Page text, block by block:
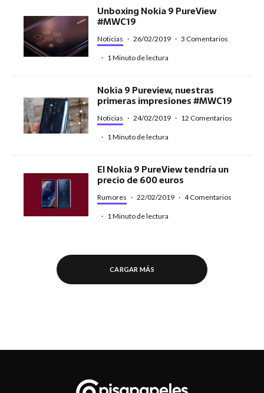
Unboxing Nokia 9 PureView
#MWC19
Noticias · 26/02/2019 · 3 Comentarios
· 1 Minuto de lectura
Nokia 9 Pureview, nuestras
primeras impresiones #MWC19
Noticias · 24/02/2019 · 12 Comentarios
· 1 Minuto de lectura
El Nokia 9 PureView tendría un
precio de 600 euros
Rumores · 22/02/2019 · 4 Comentarios
· 1 Minuto de lectura
CARGAR MÁS